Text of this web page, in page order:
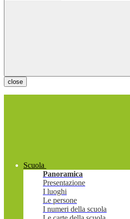
close
Scuola
Panoramica
Presentazione
I luoghi
Le persone
I numeri della scuola